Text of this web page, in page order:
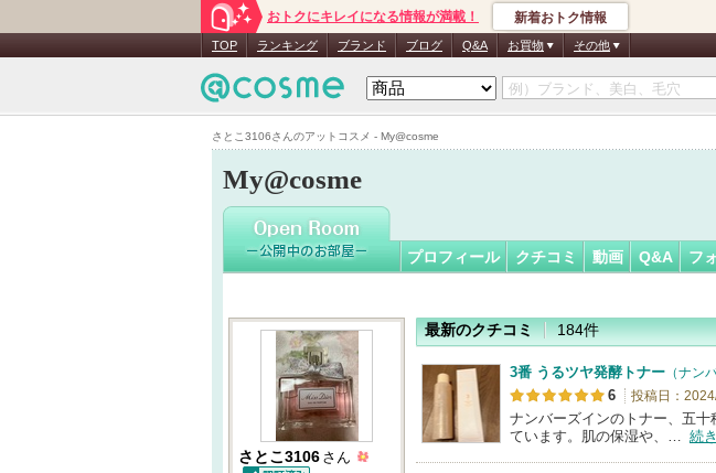
さとこ3106さんのアットコスメ - My@cosme
おトクにキレイになる情報が満載！ 新着おトク情報
TOP ランキング ブランド ブログ Q&A お買物 その他
My@cosme
さとこ3106さん
認
証
プロフィール クチコミ 動画 Q&A フ
さとこ3106 さん
最新のクチコミ 184件
3番 うるツヤ発酵トナー （ナン
6 投稿日：
ナンバーズインのトナー、五
ています。肌の保湿や、… 続